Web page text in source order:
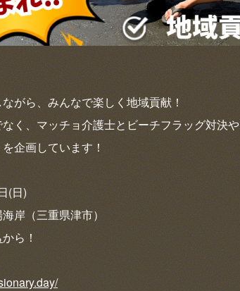
がら、みんなで楽しく地域貢献！
く、マッチョ介護士とビーチフラッグ対決
企画しています！
(日)
岸（三重県津市）
から！